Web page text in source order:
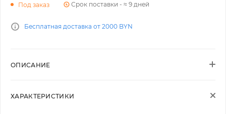
Под заказ Срок поставки - ≈ 9 дней
Бесплатная доставка от 2000 BYN
ОПИСАНИЕ
ХАРАКТЕРИСТИКИ